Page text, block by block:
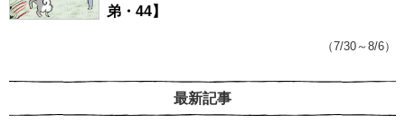
弟・44】
（7/30～8/6）
最新記事